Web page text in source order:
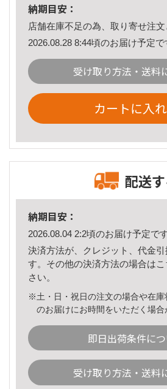
納期目安：
店舗在庫不足の為、取り寄せ注文
2026.08.28 8:44頃のお届け予定で
受け取り方法・送料
カートに入
配送
納期目安：
2026.08.04 2:2頃のお届け予定です
決済方法が、クレジット、代金
す。その他の決済方法の場合は
さい。
※土・日・祝日の注文の場合や在庫
のお届けにお時間をいただく場合
即日出荷条件に
受け取り方法・送料